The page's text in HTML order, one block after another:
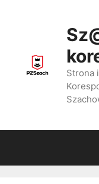
Strona